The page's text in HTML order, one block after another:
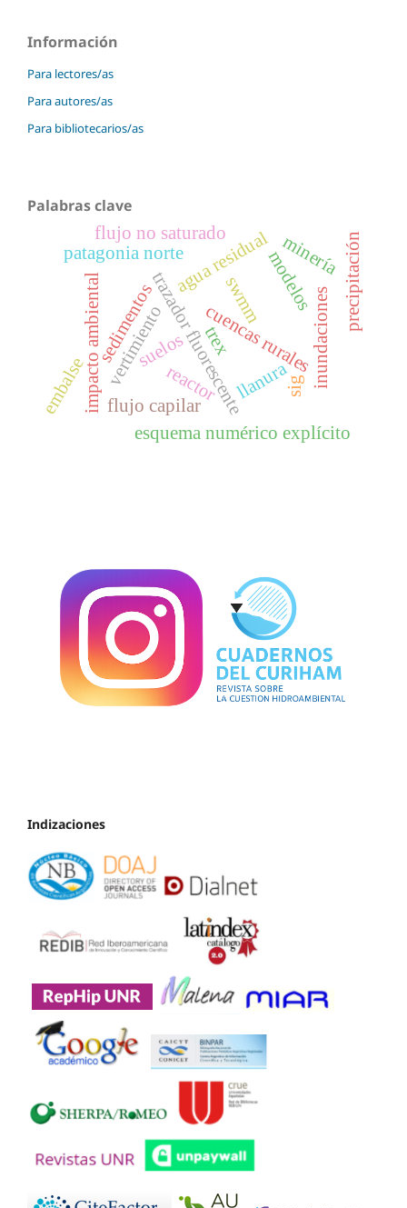
Información
Para lectores/as
Para autores/as
Para bibliotecarios/as
Palabras clave
trazador fluorescente
sedimentos
reactor
agua residual
impacto ambientalvertimiento
suelos cuencas rurales
flujo capilar
patagonia norte
swmm
trex
esquema numérico explícito
flujo no saturado
llanura inundaciones
modelos
sig
minería precipitación
embalse
Indizaciones